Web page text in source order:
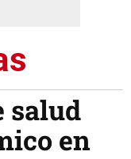
salud
en